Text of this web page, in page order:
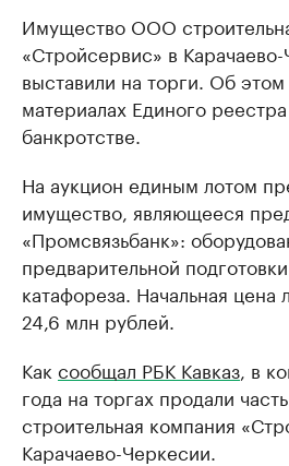
Имущество ООО
«Стройсервис» в
выставили на торги. Об
материалах Единого
банкротстве.
На аукцион единым лотом
имущество, являющееся
«Промсвязьбанк»:
предварительной
катафореза. Начальная цена
24,6 млн рублей.
Как сообщал РБК Кавказ , в
года на торгах продали
строительная компания
Карачаево-Черкесии.